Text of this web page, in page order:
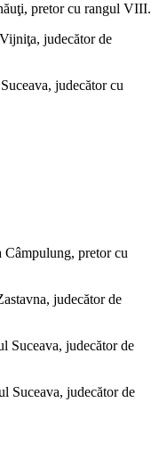
pretor cu rangul VIII.
judecător de
judecător cu
Câmpulung, pretor cu
judecător de
Suceava, judecător de
Suceava, judecător de